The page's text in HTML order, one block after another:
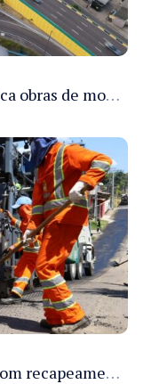
Prefeitura de Manaus intensifica obras de modernização no viaduto Miguel Arraes para ampliar segurança e acessibilidade na região
Prefeitura de Manaus avança com recapeamento no Parque Rio Solimões e cobre cerca de 30 ruas